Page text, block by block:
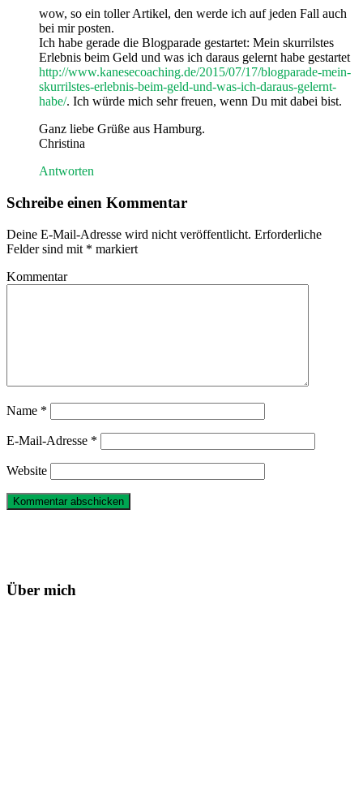
wow, so ein toller Artikel, den werde ich auf jeden Fall auch
bei mir posten.
Ich habe gerade die Blogparade gestartet: Mein skurrilstes
Erlebnis beim Geld und was ich daraus gelernt habe gestartet
http://www.kanesecoaching.de/2015/07/17/blogparade-mein-
skurrilstes-erlebnis-beim-geld-und-was-ich-daraus-gelernt-
habe/. Ich würde mich sehr freuen, wenn Du mit dabei bist.
Ganz liebe Grüße aus Hamburg.
Christina
Antworten
Schreibe einen Kommentar
Deine E-Mail-Adresse wird nicht veröffentlicht. Erforderliche
Felder sind mit * markiert
Kommentar
Name *
E-Mail-Adresse *
Website
Über mich